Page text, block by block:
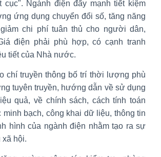
cục". Ngành điện đẩy mạnh tiết kiệm
ứng dụng chuyển đổi số, tăng năng
chi phí tuân thủ cho người dân,
điện phải phù hợp, có cạnh tranh
tiết của Nhà nước.
chí truyền thông bố trí thời lượng phù
tuyên truyền, hướng dẫn về sử dụng
quả, về chính sách, cách tính toán
minh bạch, công khai dữ liệu, thông tin
hình của ngành điện nhằm tạo ra sự
xã hội.